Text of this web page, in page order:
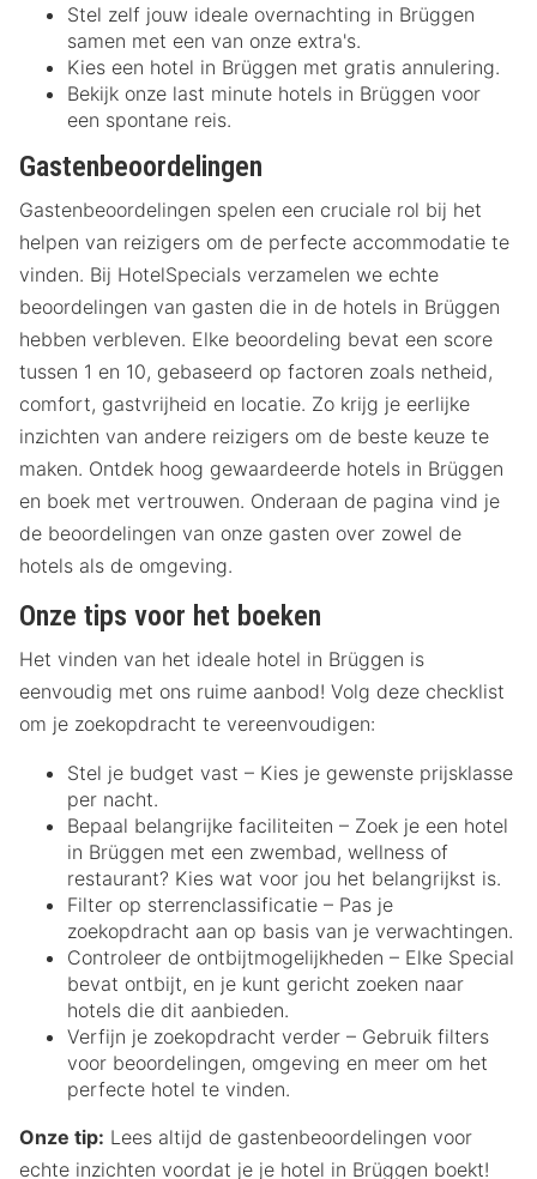
Stel zelf jouw ideale overnachting in Brüggen
samen met een van onze extra's.
Kies een hotel in Brüggen met gratis annulering.
Bekijk onze last minute hotels in Brüggen voor
een spontane reis.
Gastenbeoordelingen
Gastenbeoordelingen spelen een cruciale rol bij het
helpen van reizigers om de perfecte accommodatie te
vinden. Bij HotelSpecials verzamelen we echte
beoordelingen van gasten die in de hotels in Brüggen
hebben verbleven. Elke beoordeling bevat een score
tussen 1 en 10, gebaseerd op factoren zoals netheid,
comfort, gastvrijheid en locatie. Zo krijg je eerlijke
inzichten van andere reizigers om de beste keuze te
maken. Ontdek hoog gewaardeerde hotels in Brüggen
en boek met vertrouwen. Onderaan de pagina vind je
de beoordelingen van onze gasten over zowel de
hotels als de omgeving.
Onze tips voor het boeken
Het vinden van het ideale hotel in Brüggen is
eenvoudig met ons ruime aanbod! Volg deze checklist
om je zoekopdracht te vereenvoudigen:
Stel je budget vast – Kies je gewenste prijsklasse
per nacht.
Bepaal belangrijke faciliteiten – Zoek je een hotel
in Brüggen met een zwembad, wellness of
restaurant? Kies wat voor jou het belangrijkst is.
Filter op sterrenclassificatie – Pas je
zoekopdracht aan op basis van je verwachtingen.
Controleer de ontbijtmogelijkheden – Elke Special
bevat ontbijt, en je kunt gericht zoeken naar
hotels die dit aanbieden.
Verfijn je zoekopdracht verder – Gebruik filters
voor beoordelingen, omgeving en meer om het
perfecte hotel te vinden.
Onze tip: Lees altijd de gastenbeoordelingen voor
echte inzichten voordat je je hotel in Brüggen boekt!